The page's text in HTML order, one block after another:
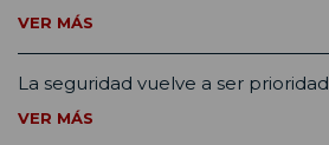
VER MÁS
La seguridad vuelve a ser prioridad
VER MÁS